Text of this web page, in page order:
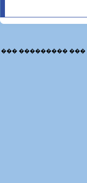
��� ���������